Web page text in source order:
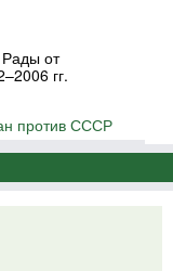
Рады от
гг.
против СССР